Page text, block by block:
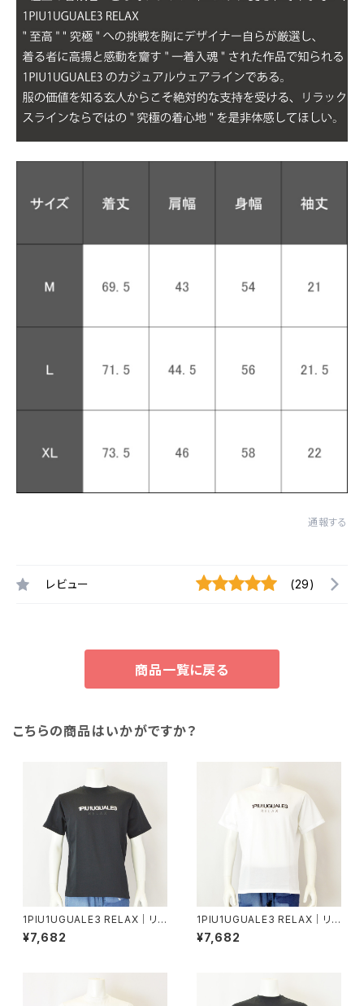
通報する
レビュー (29)
商品一覧に戻る
こちらの商品はいかがですか？
1PIU1UGUALE3 RELAX｜リバ
ースロゴ半袖Tシャツ｜ウノピゥ
ウノウグァーレトレ リラックス メ
¥7,682
1PIU1UGUALE3 RELAX｜リバ
ースロゴ半袖Tシャツ｜ウノピゥ
ウノウグァーレトレ リラックス メ
¥7,682